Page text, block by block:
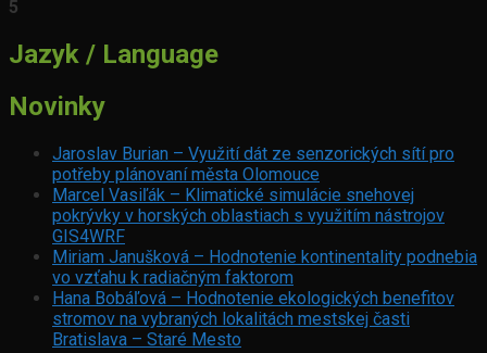
5
Jazyk / Language
Novinky
Jaroslav Burian – Využití dát ze senzorických sítí pro
potřeby plánovaní města Olomouce
Marcel Vasiľák – Klimatické simulácie snehovej
pokrývky v horských oblastiach s využitím nástrojov
GIS4WRF
Miriam Janušková – Hodnotenie kontinentality podnebia
vo vzťahu k radiačným faktorom
Hana Bobáľová – Hodnotenie ekologických benefitov
stromov na vybraných lokalitách mestskej časti
Bratislava – Staré Mesto